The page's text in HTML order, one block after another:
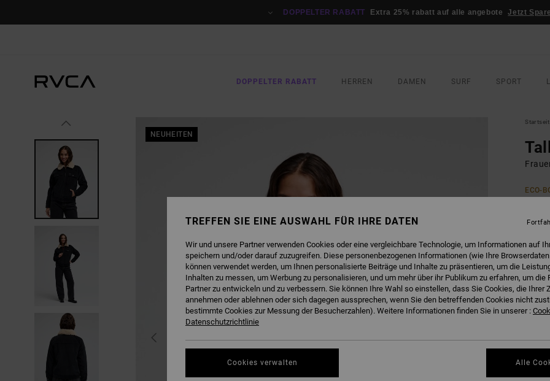
DOPPELTER RABATT Extra 25% rabatt auf alle angebote Jetzt
DOPPELTER RABATT HERREN DAMEN SURF SPORT
NEUHEITEN
ECO-
XS
TREFFEN SIE EINE AUSWAHL FÜR IHRE DATEN
Wir und unsere Partner verwenden Cookies oder eine vergleichbare Technologie, um Informationen auf
speichern und/oder darauf zuzugreifen. Diese personenbezogenen Informationen (wie Ihre
können verwendet werden, um Ihnen personalisierte Beiträge und Inhalte zu präsentieren, um die
Inhalten zu messen, um Werbung zu personalisieren, und um mehr über ihr Publikum zu erfahren, um die
Partner zu entwickeln und zu verbessern. Sie können Ihre Wahl so einstellen, dass Sie Cookies, die Ihrer
annehmen oder ablehnen oder sich dagegen aussprechen, wenn Sie den betreffenden Cookies nicht
bestimmte Cookies zur Messung der Besucherzahlen). Weitere Informationen finden Sie in unserer :
Datenschutzrichtlinie
Cookies verwalten Alle